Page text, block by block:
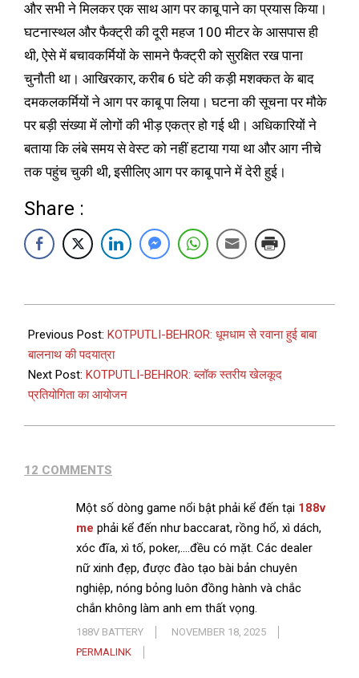
और सभी ने मिलकर एक साथ आग पर काबू पाने का प्रयास किया।
घटनास्थल और फैक्ट्री की दूरी महज 100 मीटर के आसपास ही
थी, ऐसे में बचावकर्मियों के सामने फैक्ट्री को सुरक्षित रख पाना
चुनौती था। आखिरकार, करीब 6 घंटे की कड़ी मशक्कत के बाद
दमकलकर्मियों ने आग पर काबू पा लिया। घटना की सूचना पर मौके
पर बड़ी संख्या में लोगों की भीड़ एकत्र हो गई थी। अधिकारियों ने
बताया कि लंबे समय से वेस्ट को नहीं हटाया गया था और आग नीचे
तक पहुंच चुकी थी, इसीलिए आग पर काबू पाने में देरी हुई।
Share :
Previous Post: KOTPUTLI-BEHROR: धूमधाम से रवाना हुई बाबा
बालनाथ की पदयात्रा
Next Post: KOTPUTLI-BEHROR: ब्लॉक स्तरीय खेलकूद
प्रतियोगिता का आयोजन
12 COMMENTS
Một số dòng game nổi bật phải kể đến tại 188v
me phải kể đến như baccarat, rồng hổ, xì dách,
xóc đĩa, xì tố, poker,….đều có mặt. Các dealer
nữ xinh đẹp, được đào tạo bài bản chuyên
nghiệp, nóng bỏng luôn đồng hành và chắc
chắn không làm anh em thất vọng.
188V BATTERY
NOVEMBER 18, 2025
PERMALINK